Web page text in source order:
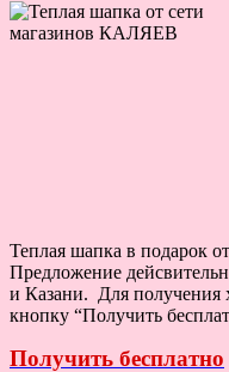
Теплая шапка в подарок
Предложение
и Казани. Для получения
кнопку “Получить
Получить бесплатно